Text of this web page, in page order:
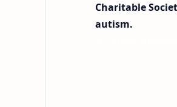
Charitable
autism.